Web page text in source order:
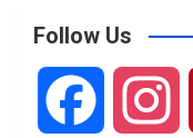
c
Follow Us